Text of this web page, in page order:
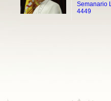
Semanario
4449